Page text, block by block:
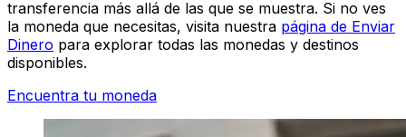
transferencia más allá de las que se muestra. Si no ves
la moneda que necesitas, visita nuestra página de Enviar
Dinero para explorar todas las monedas y destinos
disponibles.
Encuentra tu moneda